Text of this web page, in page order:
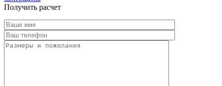
Получить расчет